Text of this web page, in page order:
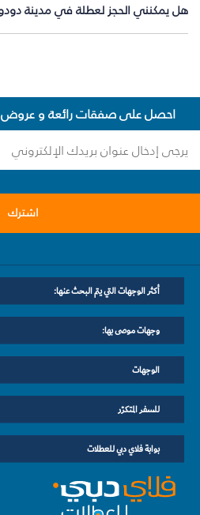
هل يمكنني الحجز لعطلة في مدينة
احصل على صفقات رائعة و عروض
اشترك
أكثر الوجهات التي يتم البحث عنها:
وجهات موصى بها:
الوجهات
للسفر المتكرّر
بوابة فلاي دبي للعطلات